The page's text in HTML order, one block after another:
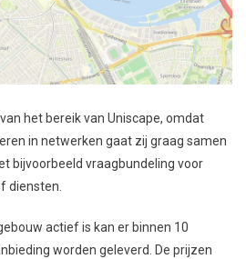
het bereik van Uniscape, omdat
in netwerken gaat zij graag samen
bijvoorbeeld vraagbundeling voor
diensten.
actief is kan er binnen 10
worden geleverd. De prijzen